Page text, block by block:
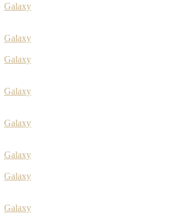
Galaxy
Galaxy
Galaxy
Galaxy
Galaxy
Galaxy
Galaxy
Galaxy